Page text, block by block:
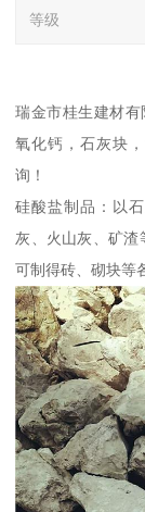
等级
瑞金市桂生建材
氧化钙，石灰块
询！
硅酸盐制品：以
灰、火山灰、矿
可制得砖、砌块等